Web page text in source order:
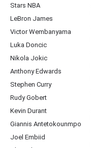
Stars NBA
LeBron James
Victor Wembanyama
Luka Doncic
Nikola Jokic
Anthony Edwards
Stephen Curry
Rudy Gobert
Kevin Durant
Giannis Antetokounmpo
Joel Embiid